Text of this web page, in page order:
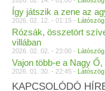
Így játszik a zene az
2026. 02. 12. - 01:15 - Látószög
Rózsák, összetört
villában
2026. 02. 02. - 23:00 - Látószög
Vajon több-e a Nagy
2026. 01. 30. - 22:45 - Látószög
KAPCSOLÓDÓ